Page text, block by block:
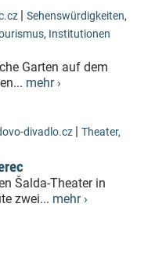
| Sehenswürdigkeiten,
, Institutionen
Garten auf dem
mehr ›
divadlo.cz | Theater,
Šalda-Theater in
zwei... mehr ›